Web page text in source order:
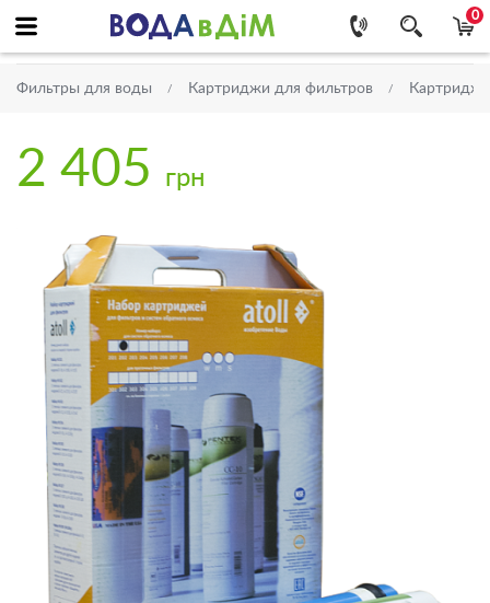
0
Фильтры для воды Картриджи для фильтров
2 405 грн